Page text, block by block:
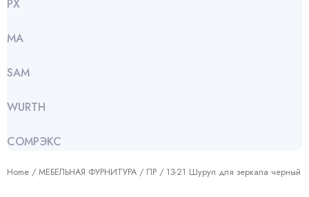
РХ
МА
SАМ
WURTH
СОМРЭКС
Home / МЕБЕЛЬНАЯ ФУРНИТУРА / ПР / 13-21 Шуруп для зеркала черный